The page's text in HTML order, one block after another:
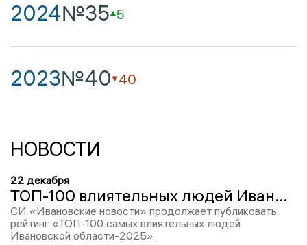
2024№35 5
2023№40 40
НОВОСТИ
22 декабря
ТОП-100 влиятельных людей Ивановской области-2025: Кирилл Игнатьев, место №38
СИ «Ивановские новости» продолжает публиковать
рейтинг «ТОП-100 самых влиятельных людей
Ивановской области-2025».